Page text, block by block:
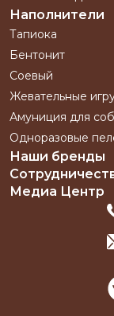
Наполнители
Тапиока
Бентонит
Соевый
Жевательные
Амуниция для
Одноразовые
Наши бренды
Медиа Центр